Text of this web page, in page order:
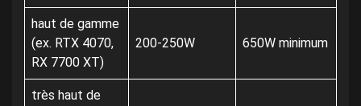
haut de gamme
(ex. RTX 4070,
RX 7700 XT)
200-250W 650W minimum
très haut de